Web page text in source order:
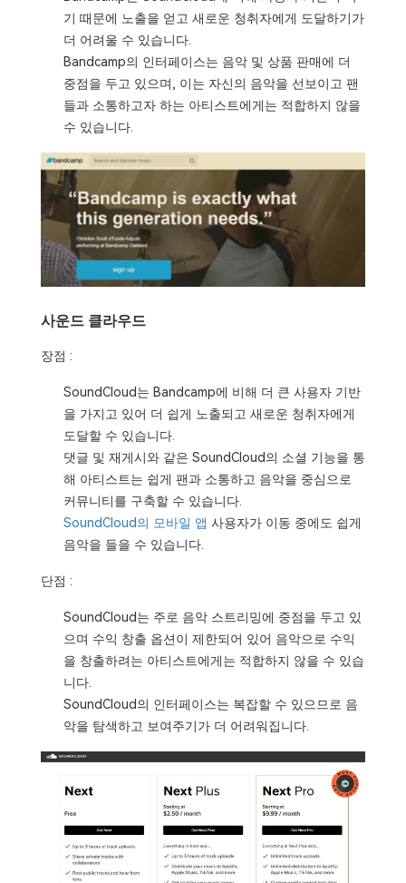
기 때문에 노출을 얻고 새로운 청취자에게 도달하기가
더 어려울 수 있습니다.
Bandcamp의 인터페이스는 음악 및 상품 판매에 더
중점을 두고 있으며, 이는 자신의 음악을 선보이고 팬
들과 소통하고자 하는 아티스트에게는 적합하지 않을
수 있습니다.
사운드 클라우드
장점 :
SoundCloud는 Bandcamp에 비해 더 큰 사용자 기반
을 가지고 있어 더 쉽게 노출되고 새로운 청취자에게
도달할 수 있습니다.
댓글 및 재게시와 같은 SoundCloud의 소셜 기능을 통
해 아티스트는 쉽게 팬과 소통하고 음악을 중심으로
커뮤니티를 구축할 수 있습니다.
SoundCloud의 모바일 앱 사용자가 이동 중에도 쉽게
음악을 들을 수 있습니다.
단점 :
SoundCloud는 주로 음악 스트리밍에 중점을 두고 있
으며 수익 창출 옵션이 제한되어 있어 음악으로 수익
을 창출하려는 아티스트에게는 적합하지 않을 수 있습
니다.
SoundCloud의 인터페이스는 복잡할 수 있으므로 음
악을 탐색하고 보여주기가 더 어려워집니다.